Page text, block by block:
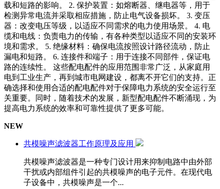
载和短路的影响。 2. 保护装置：如熔断器、继电器等，用于
检测异常电流并采取相应措施，防止电气设备损坏。 3. 变压
器：改变电压等级，以适应不同需求的电力使用场景。 4. 电
缆和电线：负责电力的传输，有各种类型以适应不同的安装环
境和需求。 5. 绝缘材料：确保电流按照设计路径流动，防止
漏电和短路。 6. 连接件和端子：用于连接不同部件，保证电
路的连续性。 这些配电配件的应用范围非常广泛，从家庭用
电到工业生产，再到城市电网建设，都离不开它们的支持。正
确选择和使用合适的配电配件对于保障电力系统的安全运行至
关重要。同时，随着技术的发展，新型配电配件不断涌现，为
提高电力系统的效率和可靠性提供了更多可能。
NEW
共模噪声滤波器工作原理及应用
共模噪声滤波器是一种专门设计用来抑制电路中由外部
干扰或内部组件引起的共模噪声的电子元件。在现代电
子设备中，共模噪声是一个...